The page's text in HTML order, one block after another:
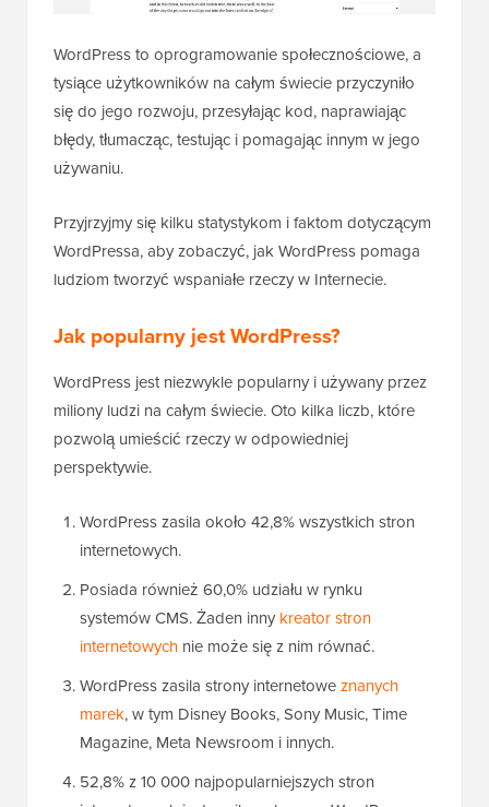
WordPress to oprogramowanie społecznościowe, a
tysiące użytkowników na całym świecie przyczyniło
się do jego rozwoju, przesyłając kod, naprawiając
błędy, tłumacząc, testując i pomagając innym w jego
używaniu.
Przyjrzyjmy się kilku statystykom i faktom dotyczącym
WordPressa, aby zobaczyć, jak WordPress pomaga
ludziom tworzyć wspaniałe rzeczy w Internecie.
Jak popularny jest WordPress?
WordPress jest niezwykle popularny i używany przez
miliony ludzi na całym świecie. Oto kilka liczb, które
pozwolą umieścić rzeczy w odpowiedniej
perspektywie.
WordPress zasila około 42,8% wszystkich stron
internetowych.
Posiada również 60,0% udziału w rynku
systemów CMS. Żaden inny kreator stron
internetowych nie może się z nim równać.
WordPress zasila strony internetoweznanych
marek, w tym Disney Books, Sony Music, Time
Magazine, Meta Newsroom i innych.
52,8% z 10 000 najpopularniejszych stron